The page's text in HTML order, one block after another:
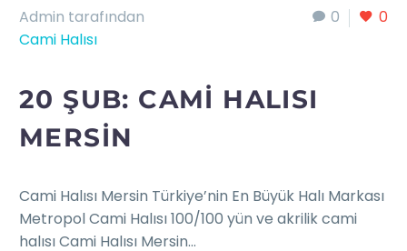
0 0
Admin tarafından
Cami Halısı
20 ŞUB: CAMI HALISI
MERSIN
Cami Halısı Mersin Türkiye’nin En Büyük Halı Markası
Metropol Cami Halısı 100/100 yün ve akrilik cami
halısı Cami Halısı Mersin…